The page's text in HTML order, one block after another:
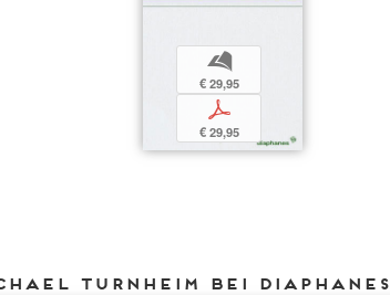
b
€ 29,95
p
€ 29,95
Turnheim bei DIAPHANES